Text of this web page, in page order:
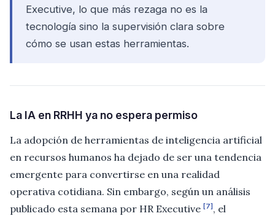
Executive, lo que más rezaga no es la
tecnología sino la supervisión clara sobre
cómo se usan estas herramientas.
La IA en RRHH ya no espera permiso
La adopción de herramientas de inteligencia artificial
en recursos humanos ha dejado de ser una tendencia
emergente para convertirse en una realidad
operativa cotidiana. Sin embargo, según un análisis
publicado esta semana por HR Executive [7] , el